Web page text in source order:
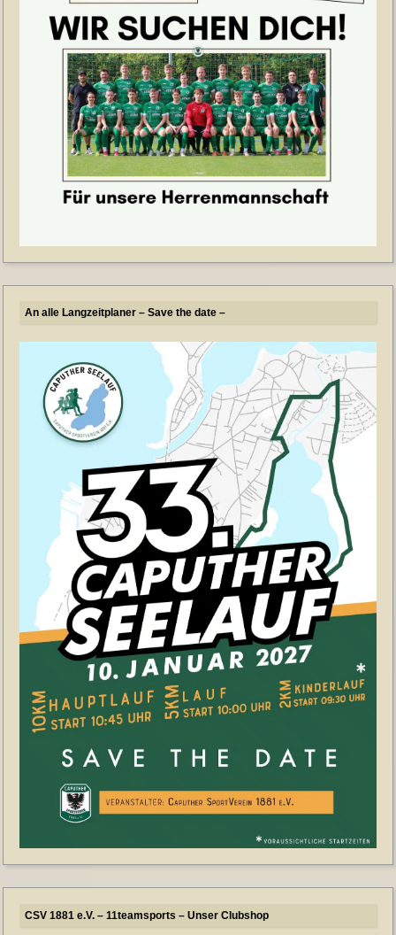
An alle Langzeitplaner – Save the date –
CSV 1881 e.V. – 11teamsports – Unser Clubshop